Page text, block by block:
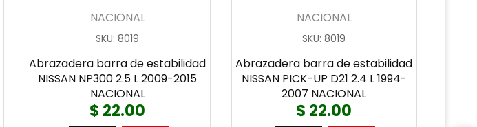
NACIONAL
SKU:8019
Abrazadera barra de estabilidad
NISSAN NP300 2.5 L 2009-2015
NACIONAL
$ 22.00
NACIONAL
SKU:8019
Abrazadera barra de estabilidad
NISSAN PICK-UP D21 2.4 L 1994-
2007 NACIONAL
$ 22.00